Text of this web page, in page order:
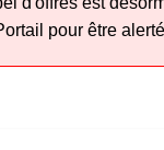
pour être